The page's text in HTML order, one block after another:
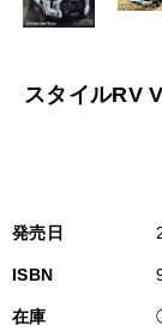
スタイルRV
発売日
ISBN
在庫